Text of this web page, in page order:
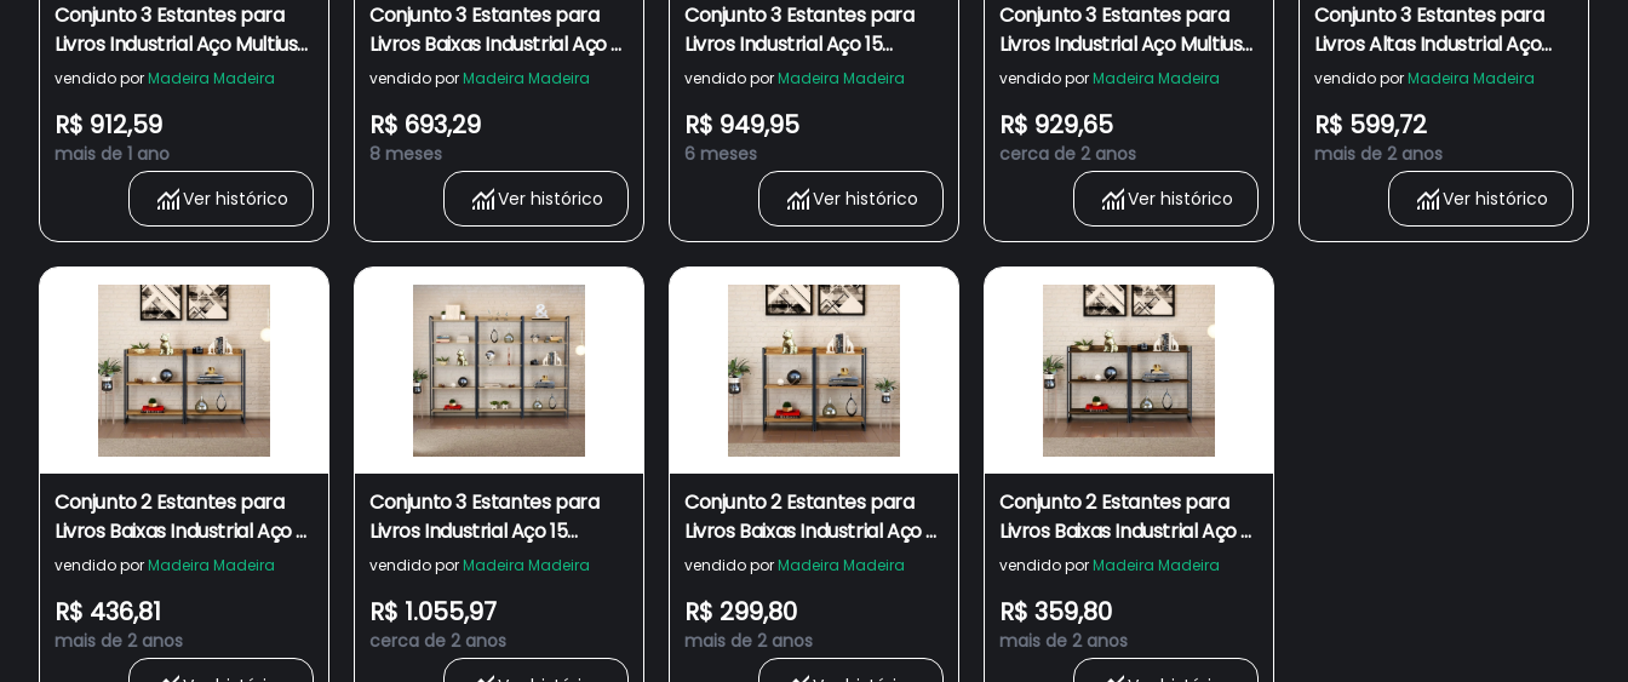
Conjunto 3 Estantes para
Livros Industrial Aço Multiuso
15 Prateleiras Active
vendido por Madeira Madeira
R$ 912,59
mais de 1 ano
Ver histórico
Conjunto 3 Estantes para
Livros Baixas Industrial Aço 3
Prateleiras 104x80cm Active
vendido por Madeira Madeira
R$ 693,29
8 meses
Ver histórico
Conjunto 3 Estantes para
Livros Industrial Aço 15
Prateleiras 187x240cm
vendido por Madeira Madeira
R$ 949,95
6 meses
Ver histórico
Conjunto 3 Estantes para
Livros Industrial Aço Multiuso
15 Prateleiras Active
vendido por Madeira Madeira
R$ 929,65
cerca de 2 anos
Ver histórico
Conjunto 3 Estantes para
Livros Altas Industrial Aço
Multiuso 187x60cm Active
vendido por Madeira Madeira
R$ 599,72
mais de 2 anos
Ver histórico
Conjunto 2 Estantes para
Livros Baixas Industrial Aço 3
Prateleiras 104x80cm Active
vendido por Madeira Madeira
R$ 436,81
mais de 2 anos
Conjunto 3 Estantes para
Livros Industrial Aço 15
Prateleiras 187x240cm
vendido por Madeira Madeira
R$ 1.055,97
cerca de 2 anos
Conjunto 2 Estantes para
Livros Baixas Industrial Aço 3
Prateleiras 104x60cm Active
vendido por Madeira Madeira
R$ 299,80
mais de 2 anos
Conjunto 2 Estantes para
Livros Baixas Industrial Aço 3
Prateleiras 104x80cm Active
vendido por Madeira Madeira
R$ 359,80
mais de 2 anos